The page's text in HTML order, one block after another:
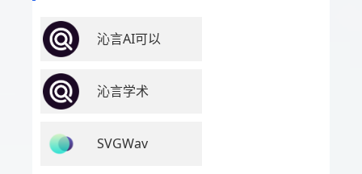
沁言AI可以
沁言学术
SVGWav